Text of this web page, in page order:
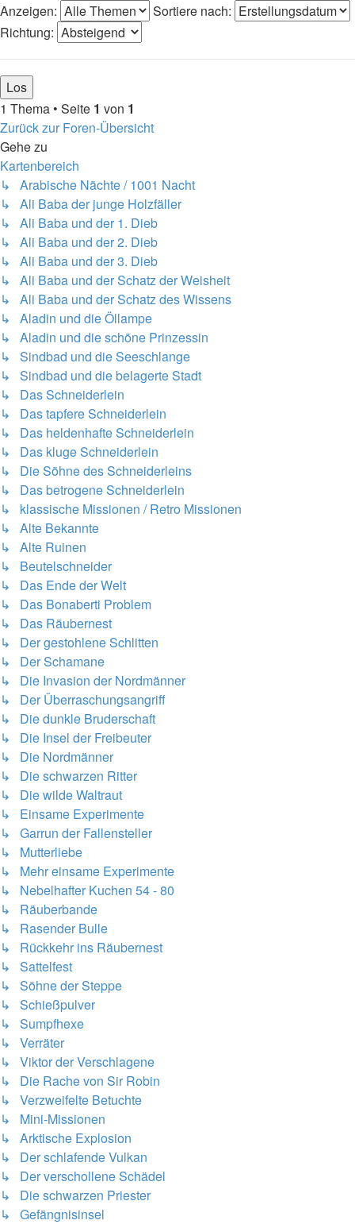
Anzeigen:
Sortiere nach:
Richtung:
1 Thema • Seite 1 von 1
Zurück zur Foren-Übersicht
Gehe zu
Kartenbereich
↳ Arabische Nächte / 1001 Nacht
↳ Ali Baba der junge Holzfäller
↳ Ali Baba und der 1. Dieb
↳ Ali Baba und der 2. Dieb
↳ Ali Baba und der 3. Dieb
↳ Ali Baba und der Schatz der Weisheit
↳ Ali Baba und der Schatz des Wissens
↳ Aladin und die Öllampe
↳ Aladin und die schöne Prinzessin
↳ Sindbad und die Seeschlange
↳ Sindbad und die belagerte Stadt
↳ Das Schneiderlein
↳ Das tapfere Schneiderlein
↳ Das heldenhafte Schneiderlein
↳ Das kluge Schneiderlein
↳ Die Söhne des Schneiderleins
↳ Das betrogene Schneiderlein
↳ klassische Missionen / Retro Missionen
↳ Alte Bekannte
↳ Alte Ruinen
↳ Beutelschneider
↳ Das Ende der Welt
↳ Das Bonaberti Problem
↳ Das Räubernest
↳ Der gestohlene Schlitten
↳ Der Schamane
↳ Die Invasion der Nordmänner
↳ Der Überraschungsangriff
↳ Die dunkle Bruderschaft
↳ Die Insel der Freibeuter
↳ Die Nordmänner
↳ Die schwarzen Ritter
↳ Die wilde Waltraut
↳ Einsame Experimente
↳ Garrun der Fallensteller
↳ Mutterliebe
↳ Mehr einsame Experimente
↳ Nebelhafter Kuchen 54 - 80
↳ Räuberbande
↳ Rasender Bulle
↳ Rückkehr ins Räubernest
↳ Sattelfest
↳ Söhne der Steppe
↳ Schießpulver
↳ Sumpfhexe
↳ Verräter
↳ Viktor der Verschlagene
↳ Die Rache von Sir Robin
↳ Verzweifelte Betuchte
↳ Mini-Missionen
↳ Arktische Explosion
↳ Der schlafende Vulkan
↳ Der verschollene Schädel
↳ Die schwarzen Priester
↳ Gefängnisinsel